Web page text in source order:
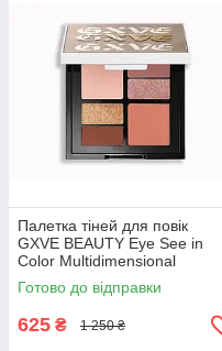
Палетка тіней для повік
GXVE BEAUTY Eye See in
Color Multidimensional
Eyeshadow Palette - Make Me
Like You
Готово до відправки
625 ₴ 1 250 ₴